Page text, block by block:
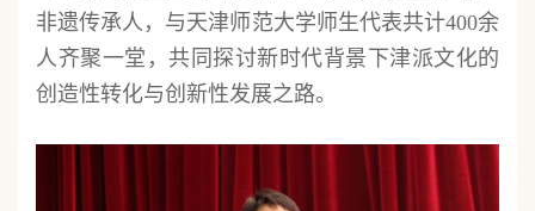
非遗传承人，与天津师范大学师生代表共计400余
人齐聚一堂，共同探讨新时代背景下津派文化的
创造性转化与创新性发展之路。